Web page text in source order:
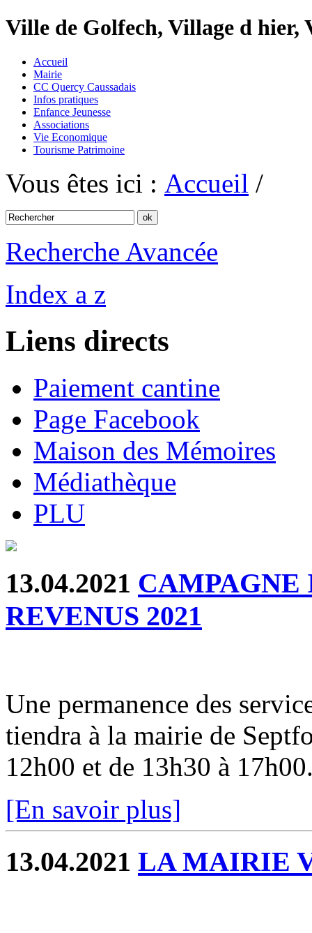
Ville de Golfech, Village d
Accueil
Mairie
CC Quercy Caussadais
Infos pratiques
Enfance Jeunesse
Associations
Vie Economique
Tourisme Patrimoine
Vous êtes ici : Accueil /
Recherche Avancée
Index a z
Liens directs
Paiement cantine
Page Facebook
Maison des Mémoires
Médiathèque
PLU
13.04.2021 CAMPAGNE
REVENUS 2021
Une permanence des
tiendra à la mairie de
12h00 et de 13h30 à
[En savoir plus]
13.04.2021 LA MAIRIE